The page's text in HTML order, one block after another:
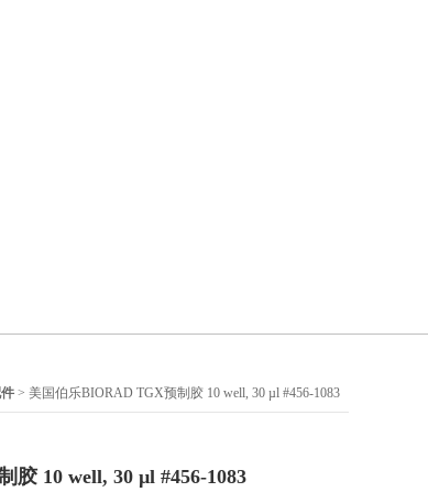
> 美国伯乐BIORAD TGX预制胶 10 well, 30 µl #456-1083
胶 10 well, 30 µl #456-1083